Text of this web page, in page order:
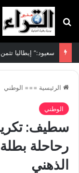
بحث عن
الرئيسية === الوطني
الوطني
سطيف:
رحاحلة
الذهني